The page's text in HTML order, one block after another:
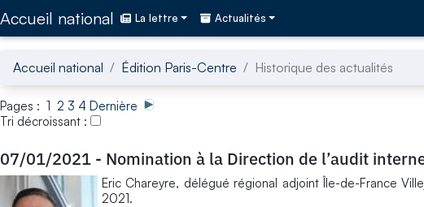
Accueil national La lettre Actualités
Accueil national Édition Paris-Centre Historique des actualités
Pages : 1 2 3 4 Dernière
Tri décroissant :
07/01/2021 - Nomination à la Direction de l’audit
Eric Chareyre, délégué régional adjoint Île-de-France
2021.